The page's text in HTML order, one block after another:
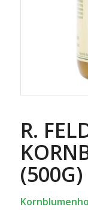
R.
(500G)